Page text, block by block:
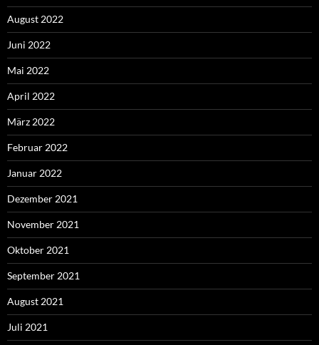
August 2022
Juni 2022
Mai 2022
April 2022
März 2022
Februar 2022
Januar 2022
Dezember 2021
November 2021
Oktober 2021
September 2021
August 2021
Juli 2021